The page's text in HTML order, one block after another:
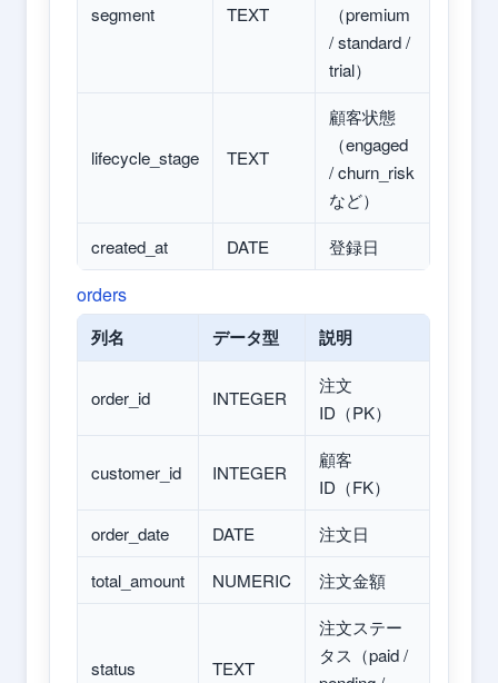
segment TEXT
（premium
/ standard /
trial）
lifecycle_stage TEXT
顧客状態
（engaged
/ churn_risk
など）
created_at
DATE 登録日
orders
列名 データ型 説明
order_id INTEGER
注文
ID（PK）
customer_id INTEGER
顧客
ID（FK）
order_date
DATE
注文日
total_amount
NUMERIC 注文金額
status TEXT
注文ステー
タス（paid /